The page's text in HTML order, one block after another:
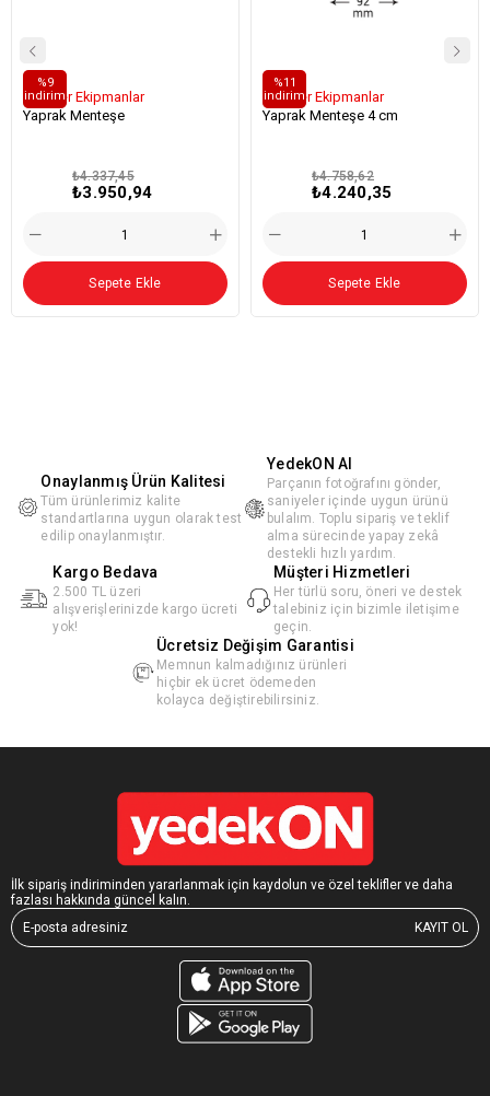
Karoser Ekipmanlar
Yaprak Menteşe
₺3.950,94
₺4.337,45
%9
i̇ndirim
Sepete Ekle
Karoser Ekipmanlar
Yaprak Menteşe 4 cm
₺4.240,35
₺4.758,62
%11
i̇ndirim
Sepete Ekle
Onaylanmış Ürün Kalitesi
Tüm ürünlerimiz kalite
standartlarına uygun olarak test
edilip onaylanmıştır.
YedekON AI
Parçanın fotoğrafını gönder,
saniyeler içinde uygun ürünü
bulalım. Toplu sipariş ve teklif
alma sürecinde yapay zekâ
destekli hızlı yardım.
Kargo Bedava
2.500 TL üzeri
alışverişlerinizde kargo ücreti
yok!
Müşteri Hizmetleri
Her türlü soru, öneri ve destek
talebiniz için bizimle iletişime
geçin.
Ücretsiz Değişim Garantisi
Memnun kalmadığınız ürünleri
hiçbir ek ücret ödemeden
kolayca değiştirebilirsiniz.
İlk sipariş indiriminden yararlanmak için kaydolun ve özel teklifler ve daha
fazlası hakkında güncel kalın.
KAYIT OL